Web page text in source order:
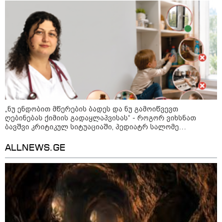
"უნდა დაგვხვრიტოთ? - არა,
თქვენი დახვრეტა რაში გვაწყობს,
გუდაუთაში ქართველ ტყვეებში
უნდა გადაგცვალოთ..."
როდის დაიწყო რეალურად
საქართველო-რუსეთის ომი და
მთავარი შეცდომა, რომელიც
შავ ზღვაში გემებზე
თავდასხმებმა რუსეთ-უკრაინის
ომში რეკორდული მასშტაბი
მიიღო
„ნუ ენდობით მწერების ბადეს და ნუ გამოიწვევთ
ღებინებას ქიმიის გადაყლაპვისას“ - როგორ ვიხსნათ
ბავშვი კრიტიკულ სიტუაციაში, პედიატრ სალომე
ALLNEWS.GE